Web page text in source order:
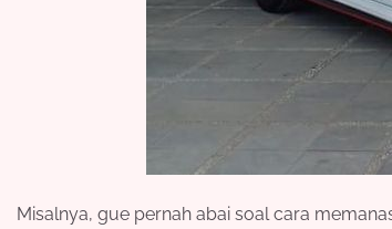
Misalnya, gue pernah abai soal cara